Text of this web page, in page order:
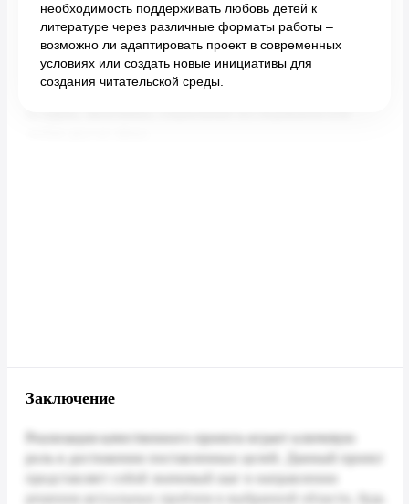
необходимость поддерживать любовь детей к
литературе через различные форматы работы –
возможно ли адаптировать проект в современных
условиях или создать новые инициативы для
создания читательской среды.
Заключение